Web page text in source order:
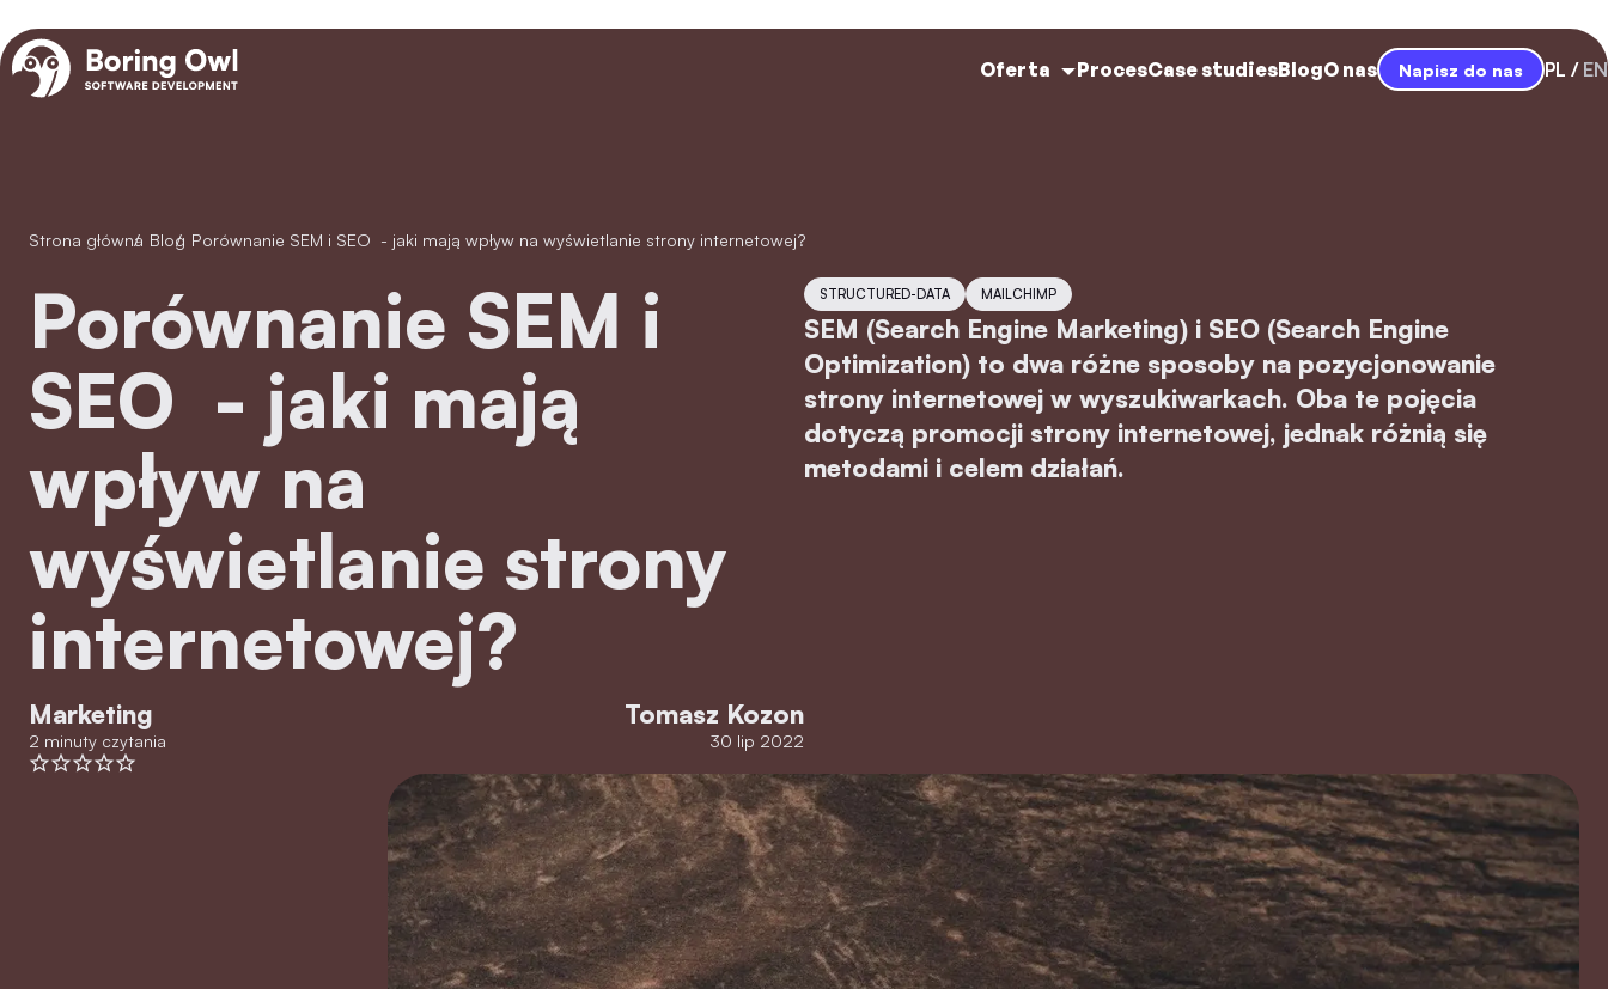
Oferta ProcesCase studiesBlogO nas Napisz do nas PL EN
Strona główna
/ Blog
/ Porównanie SEM i SEO - jaki mają wpływ na wyświetlanie strony internetowej?
Porównanie SEM i
SEO - jaki mają
wpływ na
wyświetlanie strony
internetowej?
Marketing
2 minuty czytania
Tomasz Kozon
30 lip 2022
STRUCTURED-DATA MAILCHIMP
SEM (Search Engine Marketing) i SEO (Search Engine
Optimization) to dwa różne sposoby na pozycjonowanie
strony internetowej w wyszukiwarkach. Oba te pojęcia
dotyczą promocji strony internetowej, jednak różnią się
metodami i celem działań.